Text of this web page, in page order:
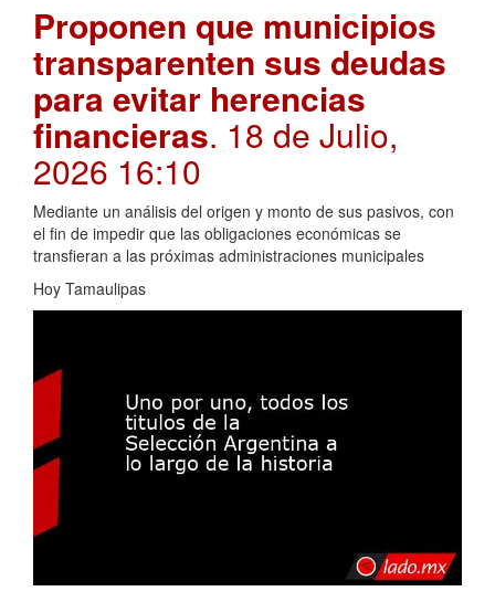
Proponen que municipios
transparenten sus deudas
para evitar herencias
financieras. 18 de Julio,
2026 16:10
Mediante un análisis del origen y monto de sus pasivos, con
el fin de impedir que las obligaciones económicas se
transfieran a las próximas administraciones municipales
Hoy Tamaulipas